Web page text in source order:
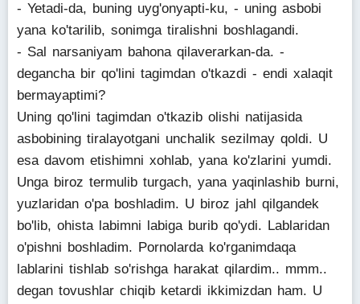
- Yetadi-da, buning uyg'onyapti-ku, - uning asbobi
yana ko'tarilib, sonimga tiralishni boshlagandi.
- Sal narsaniyam bahona qilaverarkan-da. -
degancha bir qo'lini tagimdan o'tkazdi - endi xalaqit
bermayaptimi?
Uning qo'lini tagimdan o'tkazib olishi natijasida
asbobining tiralayotgani unchalik sezilmay qoldi. U
esa davom etishimni xohlab, yana ko'zlarini yumdi.
Unga biroz termulib turgach, yana yaqinlashib burni,
yuzlaridan o'pa boshladim. U biroz jahl qilgandek
bo'lib, ohista labimni labiga burib qo'ydi. Lablaridan
o'pishni boshladim. Pornolarda ko'rganimdaqa
lablarini tishlab so'rishga harakat qilardim.. mmm..
degan tovushlar chiqib ketardi ikkimizdan ham. U